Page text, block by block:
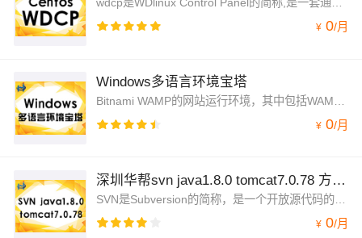
wdcp是WDlinux Control Panel的简称,是一套通过WEB控制和管理服务器的Linux服务器管理系统以及虚拟主机管理系统,旨在易于使用Linux系统做为我们的网站服务器系统.
¥ 0/月
Windows多语言环境宝塔
¥ 0/月
深圳华帮svn java1.8.0 tomcat7.0.78 方便快捷
SVN是Subversion的简称，是一个开放源代码的版本控制系统，相较于RCS、CVS，它采用了分支管理系统，它的设计目标就是取代CVS。
¥ 0/月